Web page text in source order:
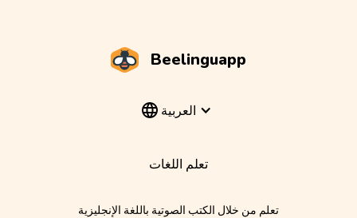
Beelinguapp
العربية
تعلم اللغات
تعلم من خلال الكتب الصوتية باللغة الإنجليزية